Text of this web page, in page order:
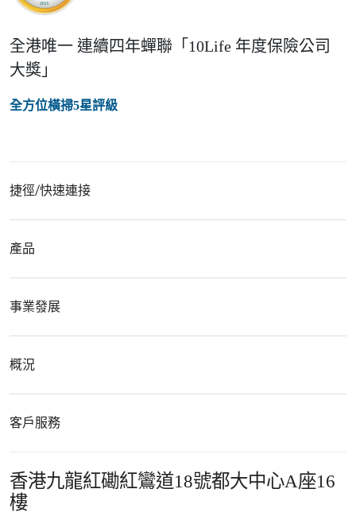
全港唯一 連續四年蟬聯「10Life 年度保險公司
大獎」
全方位橫掃5星評級
捷徑/快速連接
產品
事業發展
概況
客戶服務
香港九龍紅磡紅鸞道18號都大中心A座16
樓